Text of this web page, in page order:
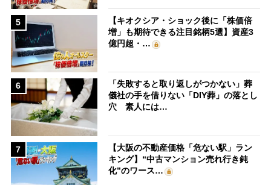
5
【キオクシア・ショック後に「株価倍
増」も期待できる注目銘柄5選】資産3
億円超・…
6
「失敗すると取り返しがつかない」葬
儀社の手を借りない「DIY葬」の落とし
穴 素人には…
7
【大阪の不動産価格「危ない駅」ラン
キング】“中古マンション売れ行き鈍
化”のワース…